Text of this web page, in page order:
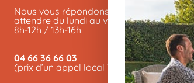
Nous vous répondons sans
attendre du lundi au vendredi de
8h-12h / 13h-16h
04 66 36 66 03
(prix d’un appel local )